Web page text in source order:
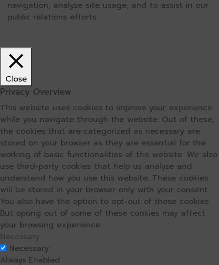
navigation, analyze site usage, and to assist in our
public relations efforts.
Close
Privacy Overview
This website uses cookies to improve your experience
while you navigate through the website. Out of these,
the cookies that are categorized as necessary are
stored on your browser as they are essential for the
working of basic functionalities of the website. We also
use third-party cookies that help us analyze and
understand how you use this website. These cookies
will be stored in your browser only with your consent.
You also have the option to opt-out of these cookies.
But opting out of some of these cookies may affect
your browsing experience.
Necessary
Necessary
Always Enabled